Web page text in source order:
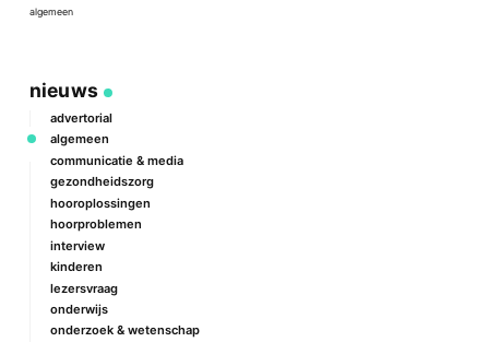
algemeen
nieuws
advertorial
algemeen
communicatie & media
gezondheidszorg
hooroplossingen
hoorproblemen
interview
kinderen
lezersvraag
onderwijs
onderzoek & wetenschap